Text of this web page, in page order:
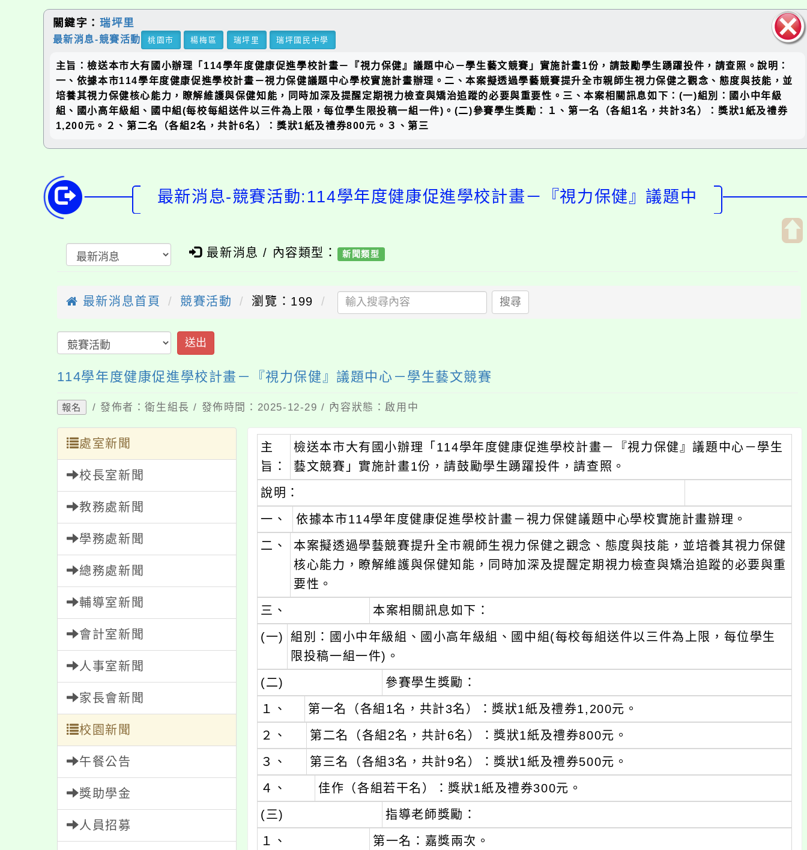
塊
關鍵字： 瑞坪里
最新消息-競賽活動 桃園市 楊梅區 瑞坪里 瑞坪國民中學
主旨：檢送本市大有國小辦理「114學年度健康促進學校計畫－『視力保健』議題中心－學生藝文競賽」實施計畫1份，請鼓勵學生踴躍投件，請查照。說明：
一、依據本市114學年度健康促進學校計畫－視力保健議題中心學校實施計畫辦理。二、本案擬透過學藝競賽提升全市親師生視力保健之觀念、態度與技能，並
培養其視力保健核心能力，瞭解維護與保健知能，同時加深及提醒定期視力檢查與矯治追蹤的必要與重要性。三、本案相關訊息如下：(一)組別：國小中年級
組、國小高年級組、國中組(每校每組送件以三件為上限，每位學生限投稿一組一件)。(二)參賽學生獎勵：１、第一名（各組1名，共計3名）：獎狀1紙及禮券
1,200元。２、第二名（各組2名，共計6名）：獎狀1紙及禮券800元。３、第三
最新消息-競賽活動:114學年度健康促進學校計畫－『視力保健』議題中
最新消息 / 內容類型： 新聞類型
最新消息首頁 競賽活動 瀏覽：199 搜尋
送出
114學年度健康促進學校計畫－『視力保健』議題中心－學生藝文競賽
報名 / 發佈者：衛生組長 / 發佈時間：2025-12-29 / 內容狀態：啟用中
處室新聞
校長室新聞
教務處新聞
學務處新聞
總務處新聞
輔導室新聞
會計室新聞
人事室新聞
家長會新聞
校園新聞
午餐公告
獎助學金
人員招募
主
旨：
檢送本市大有國小辦理「114學年度健康促進學校計畫－『視力保健』議題中心－學生
藝文競賽」實施計畫1份，請鼓勵學生踴躍投件，請查照。
說明：
一、
依據本市114學年度健康促進學校計畫－視力保健議題中心學校實施計畫辦理。
二、
本案擬透過學藝競賽提升全市親師生視力保健之觀念、態度與技能，並培養其視力保健
核心能力，瞭解維護與保健知能，同時加深及提醒定期視力檢查與矯治追蹤的必要與重
要性。
三、
本案相關訊息如下：
(一)
組別：國小中年級組、國小高年級組、國中組(每校每組送件以三件為上限，每位學生
限投稿一組一件)。
(二)
參賽學生獎勵：
１、
第一名（各組1名，共計3名）：獎狀1紙及禮券1,200元。
２、
第二名（各組2名，共計6名）：獎狀1紙及禮券800元。
３、
第三名（各組3名，共計9名）：獎狀1紙及禮券500元。
４、
佳作（各組若干名）：獎狀1紙及禮券300元。
(三)
指導老師獎勵：
１、
第一名：嘉獎兩次。